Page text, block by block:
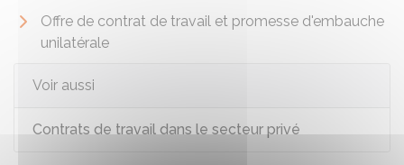
Offre de contrat de travail et promesse d'embauche
unilatérale
Voir aussi
Contrats de travail dans le secteur privé